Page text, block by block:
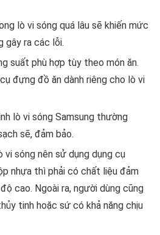
lò vi sóng quá lâu sẽ khiến mức
gây ra các lỗi.
suất phù hợp tùy theo món ăn.
đựng đồ ăn dành riêng cho lò vi
lò vi sóng Samsung thường
sẽ, đảm bảo.
vi sóng nên sử dụng dụng cụ
nhựa thì phải có chất liệu đảm
cao. Ngoài ra, người dùng cũng
tinh hoặc sứ có khả năng chịu